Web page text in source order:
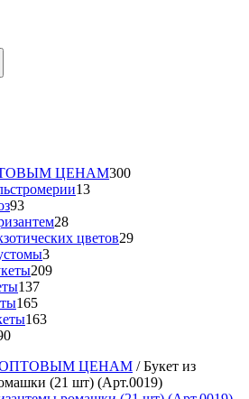
ЦЕНАМ300300
1313
9393
товара
2828
товаров
цветов2929
33
товара
209209
137137
165165
товаров
163163
90
ЦЕНАМ / Букет из
(21 шт) (Арт.0019)